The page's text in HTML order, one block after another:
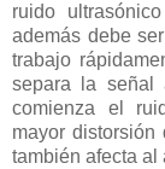
ruido
además debe
trabajo
separa la señal
comienza el
mayor
también afecta al